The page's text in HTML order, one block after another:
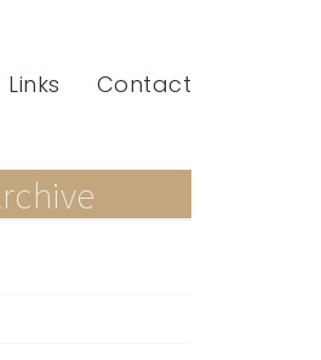
Links Contact